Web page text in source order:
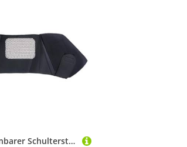
Mtucegi Dehnbarer Schulterstütze Wickel Mit Feuchtigkeit Docht Waschmittel Halswirbelsäulenschutzschutz Für Wanderbüro Oder Ausflug Feuchtigkeit Dochte Sport Schulterwicke